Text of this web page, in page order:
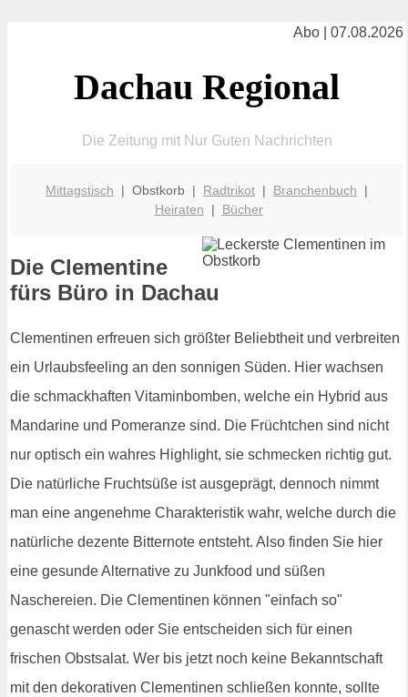
Abo | 07.08.2026
Dachau Regional
Die Zeitung mit Nur Guten Nachrichten
Mittagstisch | Obstkorb | Radtrikot | Branchenbuch |
Heiraten | Bücher
Die Clementine
fürs Büro in Dachau
Clementinen erfreuen sich größter Beliebtheit und verbreiten
ein Urlaubsfeeling an den sonnigen Süden. Hier wachsen
die schmackhaften Vitaminbomben, welche ein Hybrid aus
Mandarine und Pomeranze sind. Die Früchtchen sind nicht
nur optisch ein wahres Highlight, sie schmecken richtig gut.
Die natürliche Fruchtsüße ist ausgeprägt, dennoch nimmt
man eine angenehme Charakteristik wahr, welche durch die
natürliche dezente Bitternote entsteht. Also finden Sie hier
eine gesunde Alternative zu Junkfood und süßen
Naschereien. Die Clementinen können "einfach so"
genascht werden oder Sie entscheiden sich für einen
frischen Obstsalat. Wer bis jetzt noch keine Bekanntschaft
mit den dekorativen Clementinen schließen konnte, sollte